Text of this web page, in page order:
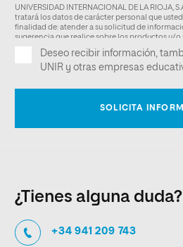
¿Tienes alguna duda?
+34 941 209 743